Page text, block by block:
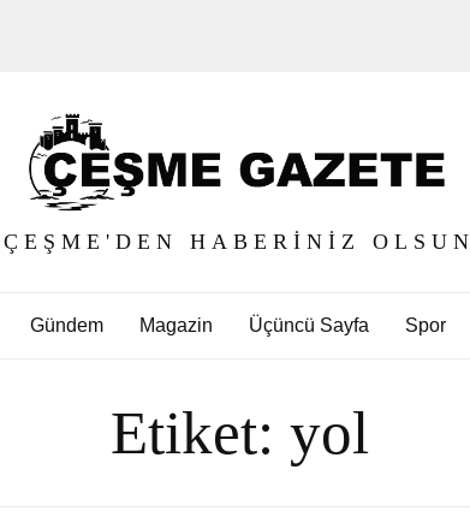
ÇEŞME'DEN HABERINIZ OLSUN
Gündem Magazin Üçüncü Sayfa Spor
Etiket: yol